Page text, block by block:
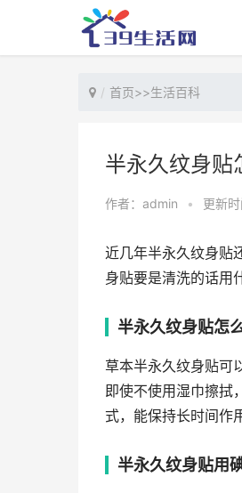
首页>>生活百科
半永久纹身贴
作者：admin • 更新
近几年半永久纹身贴
身贴要是清洗的话用
半永久纹身贴怎
草本半永久纹身贴可
即使不使用湿巾擦拭
式，能保持长时间作
半永久纹身贴用